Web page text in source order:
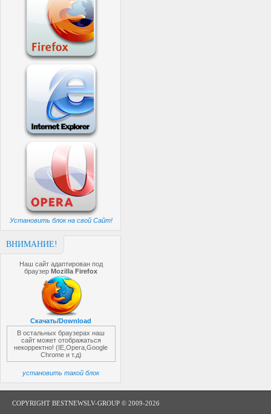
Установить блок на свой Сайт!
ВНИМАНИЕ!
Наш сайт адаптирован под
браузерMozilla Firefox
Скачать/Download
В остальных браузерах наш
сайт может отображаться
некорректно! (IE,Opera,Google
Chrome и т.д)
установить такой блок
COPYRIGHT BESTNEWSLV-GROUP © 2009-2026